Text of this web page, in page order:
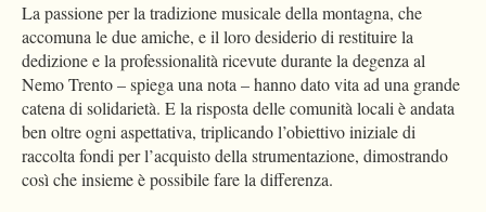
La passione per la tradizione musicale della montagna, che
accomuna le due amiche, e il loro desiderio di restituire la
dedizione e la professionalità ricevute durante la degenza al
Nemo Trento – spiega una nota – hanno dato vita ad una grande
catena di solidarietà. E la risposta delle comunità locali è andata
ben oltre ogni aspettativa, triplicando l’obiettivo iniziale di
raccolta fondi per l’acquisto della strumentazione, dimostrando
così che insieme è possibile fare la differenza.